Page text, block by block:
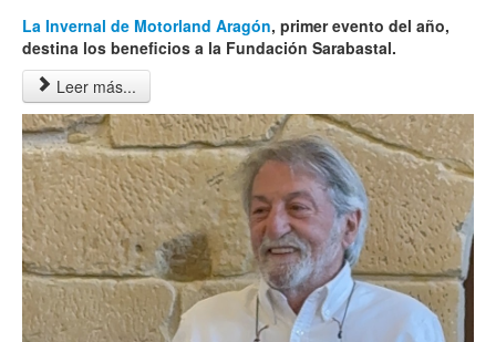
La Invernal de Motorland Aragón, primer evento del año,
destina los beneficios a la Fundación Sarabastal.
Leer más...